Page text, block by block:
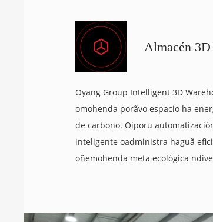
Almacén
Oyang Group Intelligent 3D
omohenda porãvo espacio ha
de carbono. Oiporu
inteligente oadministra haguã
oñemohenda meta ecológica